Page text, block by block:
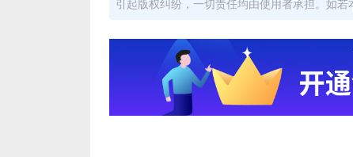
引起版权纠纷，一切责任均由使用者承担。如